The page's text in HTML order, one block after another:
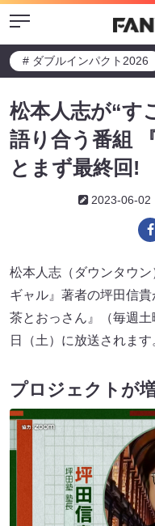
Menu
# ダブルインパクト2026
松本人志が“す
語り合う番組
とまず最終回!
2023-06-02
松本人志（ダウンタウ
ギャル』著者の坪田信
茶とおっさん』（毎週
日（土）に放送されます
プロジェクトが